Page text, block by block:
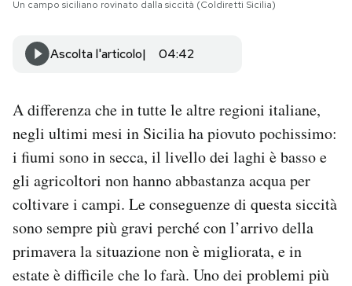
I MIEI PREFERITI
SHOP
CALENDARIO
AREA PERSONALE
Notifiche mobile
Regala il Post
Hai bisogno di aiuto?
Un campo siciliano rovinato dalla siccità (Coldiretti Sicilia)
Ascolta l'articolo 04:42
A differenza che in tutte le altre regioni italiane,
negli ultimi mesi in Sicilia ha piovuto pochissimo:
i fiumi sono in secca, il livello dei laghi è basso e
gli agricoltori non hanno abbastanza acqua per
coltivare i campi. Le conseguenze di questa siccità
sono sempre più gravi perché con l’arrivo della
primavera la situazione non è migliorata, e in
estate è difficile che lo farà. Uno dei problemi più